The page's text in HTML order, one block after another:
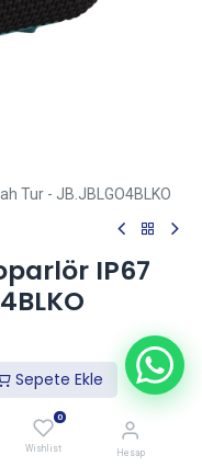
Sepete Ekle
0
Wishlist Hesap
Tur - JB.JBLGO4BLKO
IP67